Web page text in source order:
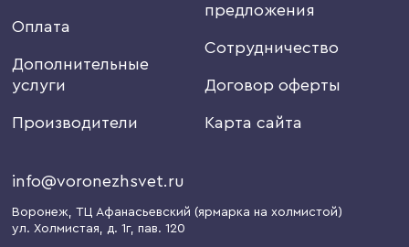
Оплата
Дополнительные
услуги
Производители
предложения
Сотрудничество
Договор оферты
Карта сайта
info@voronezhsvet.ru
Воронеж, ТЦ Афанасьевский (ярмарка на холмистой)
ул. Холмистая, д. 1г, пав. 120